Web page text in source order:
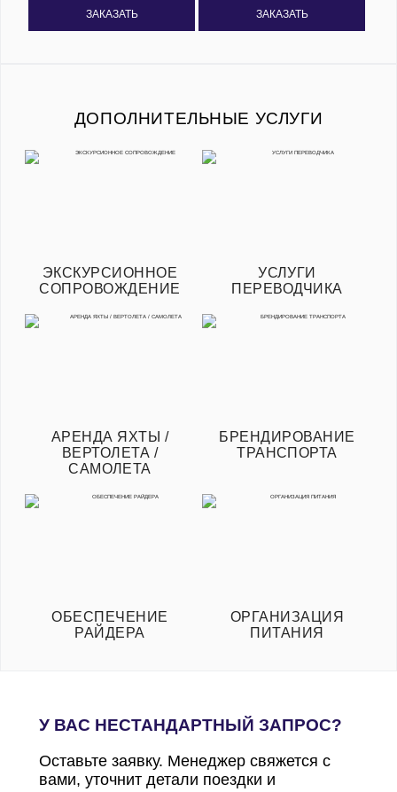
ЗАКАЗАТЬ ЗАКАЗАТЬ
ДОПОЛНИТЕЛЬНЫЕ УСЛУГИ
ЭКСКУРСИОННОЕ
СОПРОВОЖДЕНИЕ
УСЛУГИ
ПЕРЕВОДЧИКА
АРЕНДА ЯХТЫ /
ВЕРТОЛЕТА /
САМОЛЕТА
БРЕНДИРОВАНИЕ
ТРАНСПОРТА
ОБЕСПЕЧЕНИЕ
РАЙДЕРА
ОРГАНИЗАЦИЯ
ПИТАНИЯ
У ВАС НЕСТАНДАРТНЫЙ ЗАПРОС?
Оставьте заявку. Менеджер свяжется с
вами, уточнит детали поездки и